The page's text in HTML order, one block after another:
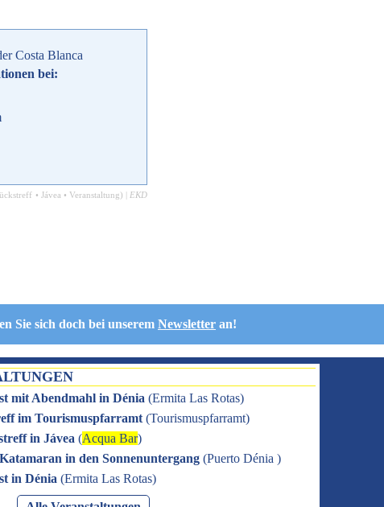
Costa Blanca
bei:
• Jávea • Veranstaltung) | EKD
Sie sich doch bei unserem Newsletter an!
mit Abendmahl in Dénia (Ermita Las Rotas)
im Tourismuspfarramt (Tourismuspfarramt)
in Jávea (Acqua Bar)
in den Sonnenuntergang (Puerto Dénia )
in Dénia (Ermita Las Rotas)